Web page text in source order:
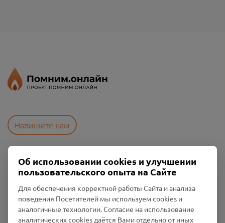
Напишите нам
Пользовательское соглашение
Политика конфиденциальности
Промо-материалы
Настройки cookies
Об использовании cookies и улучшении
пользовательского опыта на Сайте
Для обеспечения корректной работы Сайта и анализа
поведения Посетителей мы используем cookies и
аналогичные технологии. Согласие на использование
аналитических cookies даётся Вами отдельно от иных